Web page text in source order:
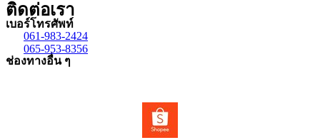
ติดต่อเรา
เบอร์โทรศัพท์
061-983-2424
065-953-8356
ช่องทางอื่น ๆ